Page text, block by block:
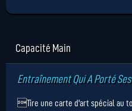
Capacité Main
Entraînement Qui A Porté
Tire une carte d'art spécial au